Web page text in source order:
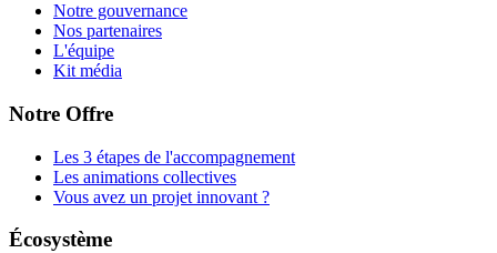
Notre gouvernance
Nos partenaires
L'équipe
Kit média
Notre Offre
Les 3 étapes de l'accompagnement
Les animations collectives
Vous avez un projet innovant ?
Écosystème